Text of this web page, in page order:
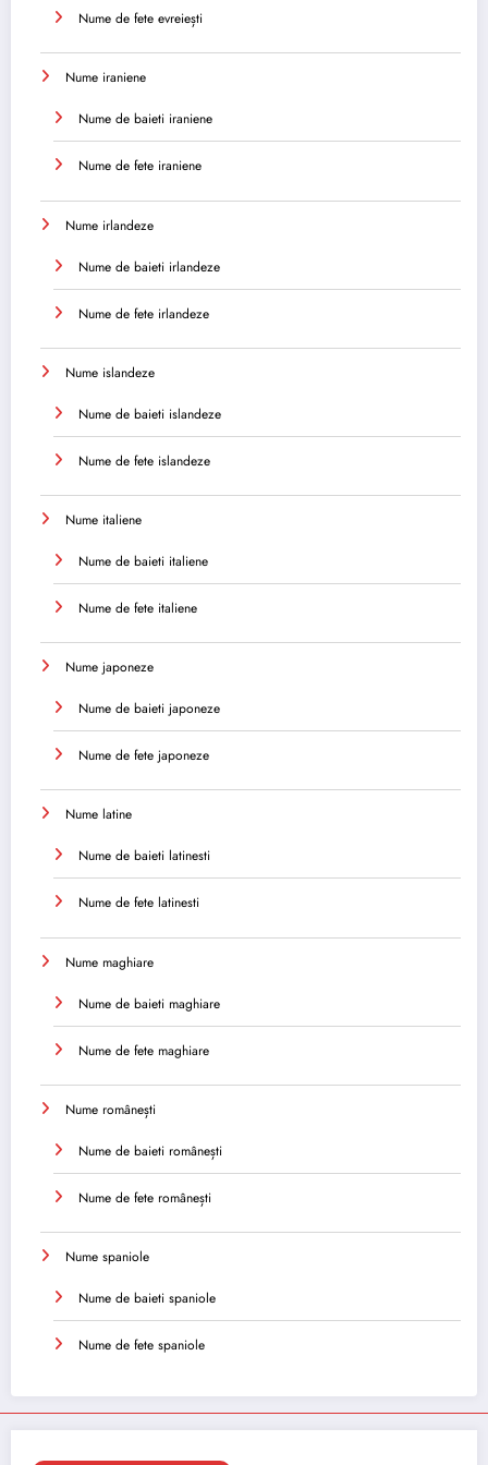
Nume de fete evreiești
Nume iraniene
Nume de baieti iraniene
Nume de fete iraniene
Nume irlandeze
Nume de baieti irlandeze
Nume de fete irlandeze
Nume islandeze
Nume de baieti islandeze
Nume de fete islandeze
Nume italiene
Nume de baieti italiene
Nume de fete italiene
Nume japoneze
Nume de baieti japoneze
Nume de fete japoneze
Nume latine
Nume de baieti latinesti
Nume de fete latinesti
Nume maghiare
Nume de baieti maghiare
Nume de fete maghiare
Nume românești
Nume de baieti românești
Nume de fete românești
Nume spaniole
Nume de baieti spaniole
Nume de fete spaniole